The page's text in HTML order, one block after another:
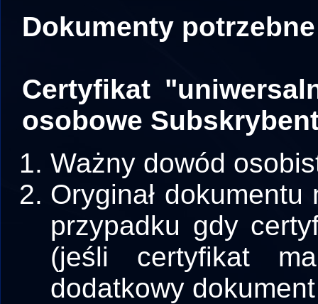
Dokumenty
Certyfikat
osobowe
Ważny dowód
Oryginał
przypadku gdy
(jeśli certyfikat
dodatkowy